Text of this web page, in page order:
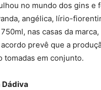
no mundo dos gins e
angélica, lírio-
nas casas da
prevê que a
tomadas em conjunto.
Dádiva